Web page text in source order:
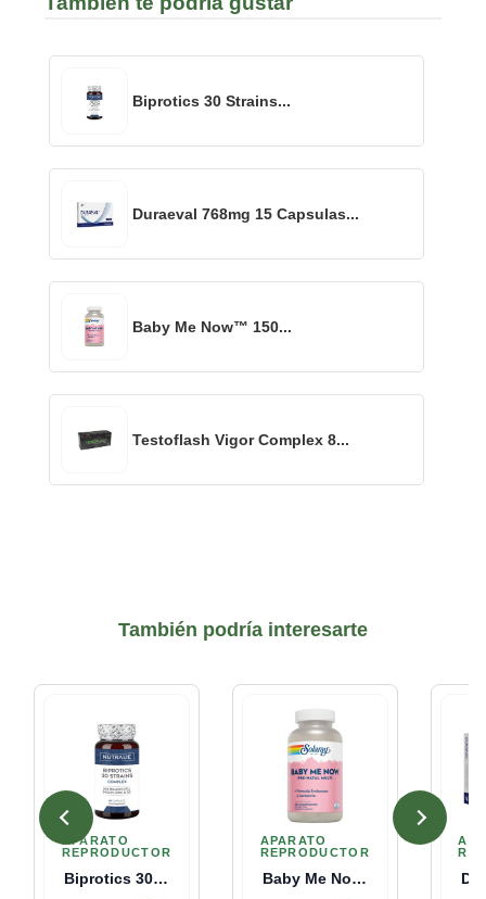
Biprotics 30 Strains...
Duraeval 768mg 15 Capsulas...
Baby Me Now™ 150...
Testoflash Vigor Complex 8...
También podría interesarte
APARATO
REPRODUCTOR
Biprotics 30 Strains Complex 60 Caps Nutralie
APARATO
REPRODUCTOR
Baby Me Now™ 150 Comprimidos Solaray